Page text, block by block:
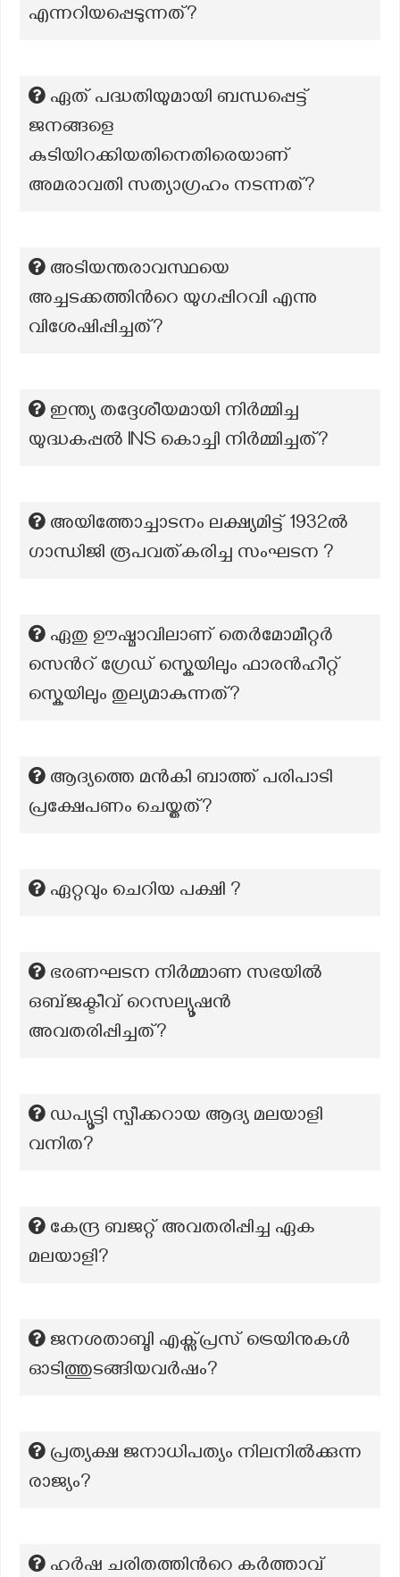
എന്നറിയപ്പെടുന്നത്?
ഏത് പദ്ധതിയുമായി ബന്ധപ്പെട്ട്
ജനങ്ങളെ
കുടിയിറക്കിയതിനെതിരെയാണ്
അമരാവതി സത്യാഗ്രഹം നടന്നത്?
അടിയന്തരാവസ്ഥയെ
അച്ചടക്കത്തിന്‍റെ യുഗപ്പിറവി എന്നു
വിശേഷിപ്പിച്ചത്?
ഇന്ത്യ തദ്ദേശീയമായി നിർമ്മിച്ച
യുദ്ധകപ്പൽ INS കൊച്ചി നിർമ്മിച്ചത്?
അയിത്തോച്ചാടനം ലക്ഷ്യമിട്ട് 1932ൽ
ഗാന്ധിജി രൂപവത്കരിച്ച സംഘടന ?
ഏതു ഊഷ്മാവിലാണ് തെർമോമീറ്റർ
സെൻറ് ഗ്രേഡ് സ്കെയിലും ഫാരൻഹീറ്റ്
സ്കെയിലും തുല്യമാകുന്നത്?
ആദ്യത്തെ മൻകി ബാത്ത് പരിപാടി
പ്രക്ഷേപണം ചെയ്തത്?
ഏറ്റവും ചെറിയ പക്ഷി ?
ഭരണഘടന നിർമ്മാണ സഭയിൽ
ഒബ്ജക്ടീവ് റെസല്യൂഷൻ
അവതരിപ്പിച്ചത്?
ഡപ്യൂട്ടി സ്പീക്കറായ ആദ്യ മലയാളി
വനിത?
കേന്ദ്ര ബജറ്റ് അവതരിപ്പിച്ച ഏക
മലയാളി?
ജനശതാബ്ദി എക്സ്പ്രസ് ട്രെയിനുകൾ
ഓടിത്തുടങ്ങിയവർഷം?
പ്രത്യക്ഷ ജനാധിപത്യം നിലനിൽക്കുന്ന
രാജ്യം?
ഹർഷ ചരിതത്തിന്‍റെ കർത്താവ്